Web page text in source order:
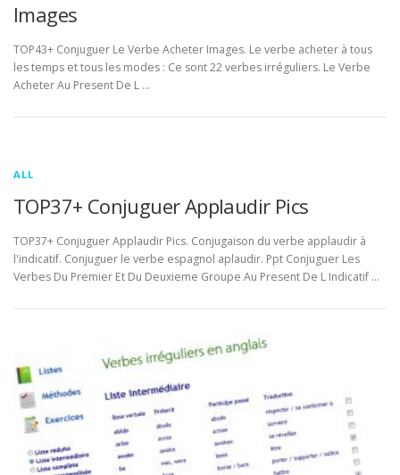
Images
TOP43+ Conjuguer Le Verbe Acheter Images. Le verbe acheter à tous
les temps et tous les modes : Ce sont 22 verbes irréguliers. Le Verbe
Acheter Au Present De L …
ALL
TOP37+ Conjuguer Applaudir Pics
TOP37+ Conjuguer Applaudir Pics. Conjugaison du verbe applaudir à
l'indicatif. Conjuguer le verbe espagnol aplaudir. Ppt Conjuguer Les
Verbes Du Premier Et Du Deuxieme Groupe Au Present De L Indicatif …